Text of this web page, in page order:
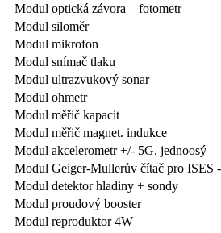
Modul optická závora – fotometr
Modul siloměr
Modul mikrofon
Modul snímač tlaku
Modul ultrazvukový sonar
Modul ohmetr
Modul měřič kapacit
Modul měřič magnet. indukce
Modul akcelerometr +/- 5G, jednoosý
Modul Geiger-Mullerův čítač pro ISES
Modul detektor hladiny + sondy
Modul proudový booster
Modul reproduktor 4W